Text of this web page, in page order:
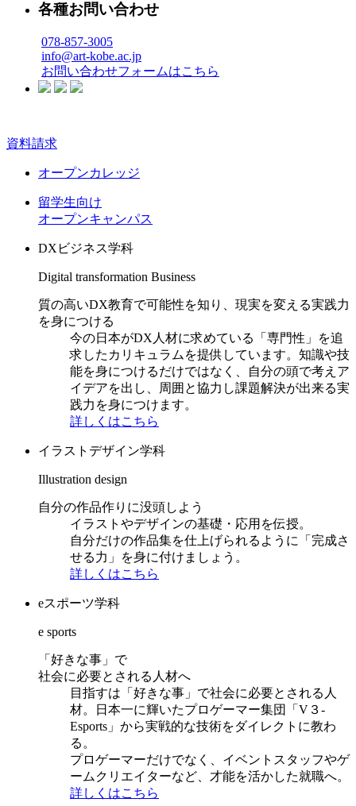
各種お問い合わせ
078-857-3005
info@art-kobe.ac.jp
お問い合わせフォームはこちら
資料請求
オープンカレッジ
留学生向け
オープンキャンパス
DXビジネス学科
Digital transformation Business
質の高いDX教育で可能性を知り、現実を変える実践力
を身につける
今の日本がDX人材に求めている「専門性」を追
求したカリキュラムを提供しています。知識や技
能を身につけるだけではなく、自分の頭で考えア
イデアを出し、周囲と協力し課題解決が出来る実
践力を身につけます。
詳しくはこちら
イラストデザイン学科
Illustration design
自分の作品作りに没頭しよう
イラストやデザインの基礎・応用を伝授。
自分だけの作品集を仕上げられるように「完成さ
せる力」を身に付けましょう。
詳しくはこちら
eスポーツ学科
e sports
「好きな事」で
社会に必要とされる人材へ
目指すは「好きな事」で社会に必要とされる人
材。日本一に輝いたプロゲーマー集団「V３-
Esports」から実戦的な技術をダイレクトに教わ
る。
プロゲーマーだけでなく、イベントスタッフやゲ
ームクリエイターなど、才能を活かした就職へ。
詳しくはこちら